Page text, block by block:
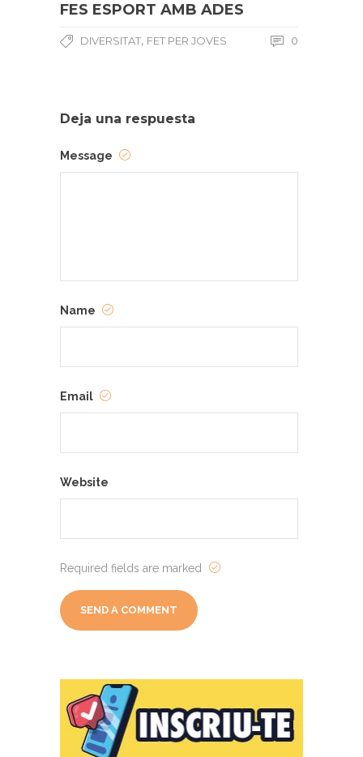
FES ESPORT AMB ADES
DIVERSITAT, FET PER JOVES 0
Deja una respuesta
Message
Name
Email
Website
Required fields are marked